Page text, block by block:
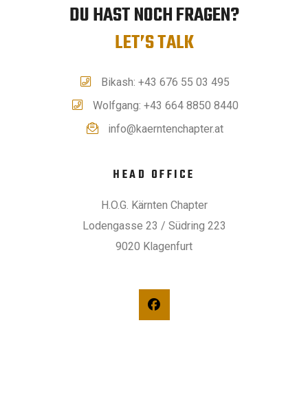
DU HAST NOCH FRAGEN?
LET’S TALK
Bikash: +43 676 55 03 495
Wolfgang: +43 664 8850 8440
info@kaerntenchapter.at
HEAD OFFICE
H.O.G. Kärnten Chapter
Lodengasse 23 / Südring 223
9020 Klagenfurt